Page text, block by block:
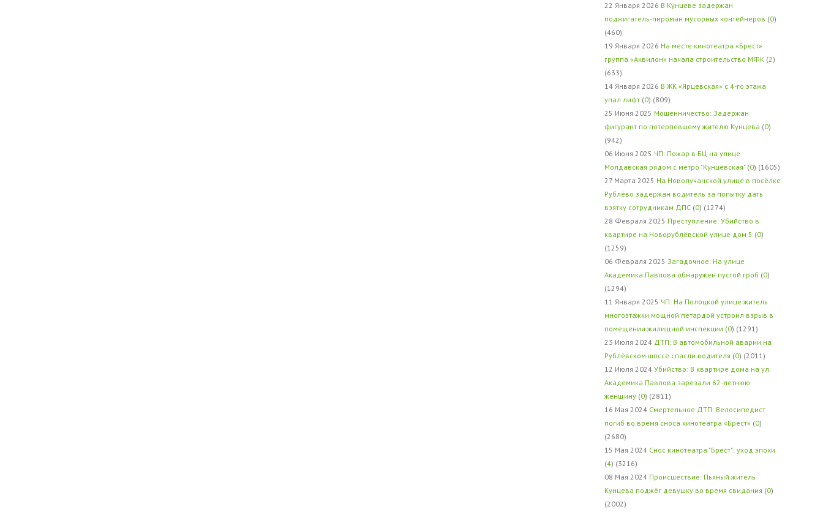
22 Января 2026 В Кунцеве задержан
поджигатель-пироман мусорных контейнеров (0)
(460)
19 Января 2026 На месте кинотеатра «Брест»
группа «Аквилон» начала строительство МФК (2)
(633)
14 Января 2026 В ЖК «Ярцевская» с 4-го этажа
упал лифт (0) (809)
25 Июня 2025 Мошенничество: Задержан
фигурант по потерпевшему жителю Кунцева (0)
(942)
06 Июня 2025 ЧП: Пожар в БЦ на улице
Молдавская рядом с метро "Кунцевская" (0) (1605)
27 Марта 2025 На Новолучанской улице в посёлке
Рублёво задержан водитель за попытку дать
взятку сотрудникам ДПС (0) (1274)
28 Февраля 2025 Преступление: Убийство в
квартире на Новорублёвской улице дом 5 (0)
(1259)
06 Февраля 2025 Загадочное: На улице
Академика Павлова обнаружен пустой гроб (0)
(1294)
11 Января 2025 ЧП: На Полоцкой улице житель
многоэтажки мощной петардой устроил взрыв в
помещении жилищной инспекции (0) (1291)
23 Июля 2024 ДТП: В автомобильной аварии на
Рублёвском шоссе спасли водителя (0) (2011)
12 Июля 2024 Убийство: В квартире дома на ул.
Академика Павлова зарезали 62-летнюю
женщину (0) (2811)
16 Мая 2024 Смертельное ДТП: Велосипедист
погиб во время сноса кинотеатра «Брест» (0)
(2680)
15 Мая 2024 Снос кинотеатра "Брест": уход эпохи
(4) (3216)
08 Мая 2024 Происшествие: Пьяный житель
Кунцева поджёг девушку во время свидания (0)
(2002)